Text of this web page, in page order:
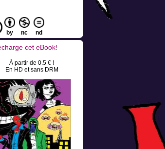
by nc nd
cet eBook!
À partir de 0.5 € !
En HD et sans DRM